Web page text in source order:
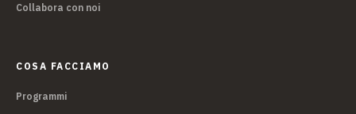
Collabora con noi
COSA FACCIAMO
Programmi